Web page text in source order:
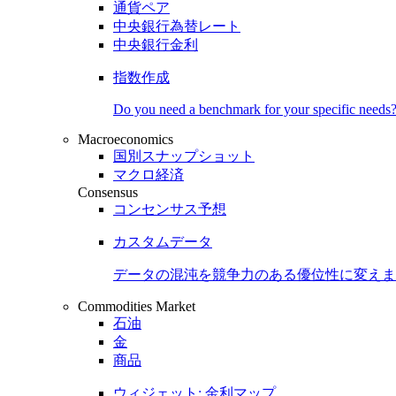
通貨ペア
中央銀行為替レート
中央銀行金利
指数作成
Do you need a benchmark for your specific needs?
Macroeconomics
国別スナップショット
マクロ経済
Consensus
コンセンサス予想
カスタムデータ
データの混沌を競争力のある優位性に変え
Commodities Market
石油
金
商品
ウィジェット: 金利マップ